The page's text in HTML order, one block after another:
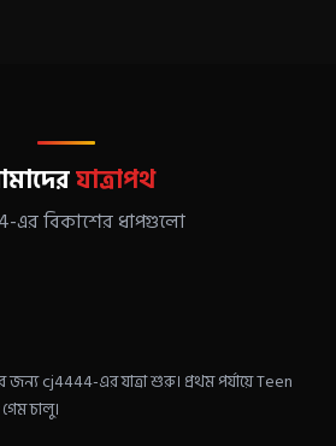
যাত্রাপথ
এর বিকাশের ধাপগুলো
জন্য cj4444-এর যাত্রা শুরু। প্রথম পর্যায়ে Teen
চালু।